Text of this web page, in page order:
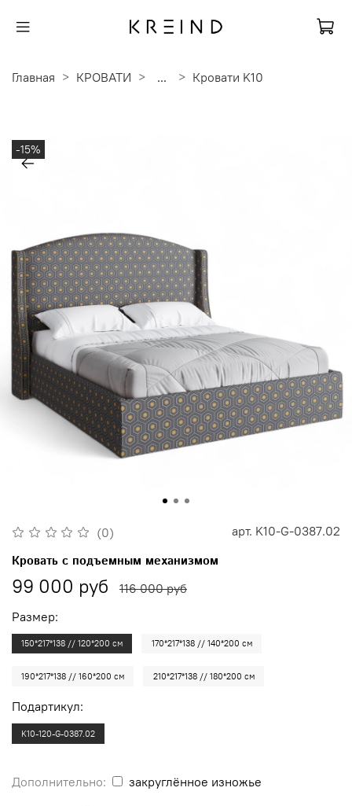
Главная КРОВАТИ ... Кровати K10
-15%
(0) арт. K10-G-0387.02
Кровать с подъемным механизмом
99 000 руб 116 000 руб
Дополнительно: закруглённое изножье
Размер:
150*217*138 // 120*200 см 170*217*138 // 140*200 см
190*217*138 // 160*200 см 210*217*138 // 180*200 см
Подартикул:
K10-120-G-0387.02